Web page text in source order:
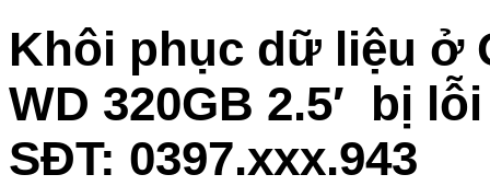
Khôi phục dữ liệu ở
WD 320GB 2.5′ bị
SĐT: 0397.xxx.943